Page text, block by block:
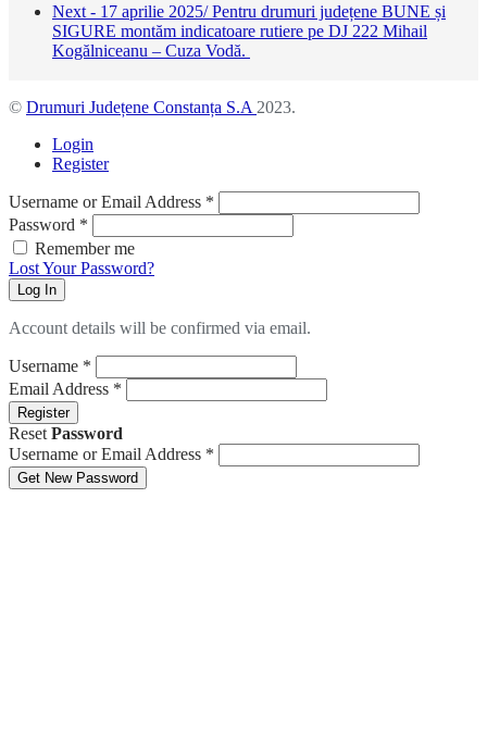
Next - 17 aprilie 2025/ Pentru drumuri județene BUNE și
SIGURE montăm indicatoare rutiere pe DJ 222 Mihail
Kogălniceanu – Cuza Vodă.
© Drumuri Județene Constanța S.A 2023.
Login
Register
Username or Email Address *
Password *
Remember me
Lost Your Password?
Log In
Account details will be confirmed via email.
Username *
Email Address *
Register
Reset Password
Username or Email Address *
Get New Password